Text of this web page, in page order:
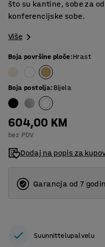
što su kantine, sobe za
konferencijske sobe.
Više
Boja površine ploče:Hrast
Boja postolja:Bijela
604,00 KM
bez PDV
Dodaj na popis za
Garancja od 7
Suunnittelupalvelu